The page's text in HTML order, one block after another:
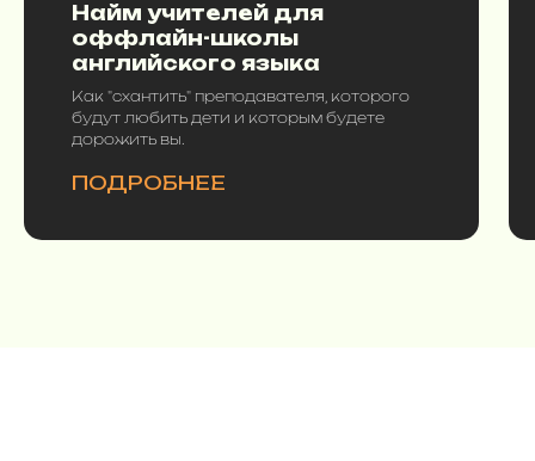
Найм учителей для
оффлайн-школы
английского языка
Как "схантить" преподавателя, которого
будут любить дети и которым будете
дорожить вы.
ПОДРОБНЕЕ